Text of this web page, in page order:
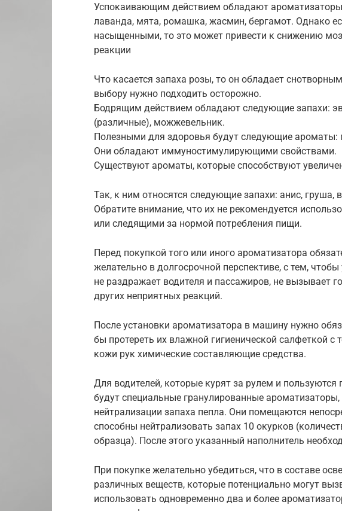
Успокаивающим действием обладают
лаванда, мята, ромашка, жасмин, бергамот. Однако
насыщенными, то это может привести к снижению
реакции
Что касается запаха розы, то он обладает
выбору нужно подходить осторожно.
Бодрящим действием обладают следующие запахи:
(различные), можжевельник.
Полезными для здоровья будут следующие ароматы:
Они обладают иммуностимулирующими свойствами.
Существуют ароматы, которые способствуют
Так, к ним относятся следующие запахи: анис, груша,
Обратите внимание, что их не рекомендуется
или следящими за нормой потребления пищи.
Перед покупкой того или иного ароматизатора
желательно в долгосрочной перспективе, с тем,
не раздражает водителя и пассажиров, не вызывает
других неприятных реакций.
После установки ароматизатора в машину нужно
бы протереть их влажной гигиенической салфеткой с
кожи рук химические составляющие средства.
Для водителей, которые курят за рулем и
будут специальные гранулированные
нейтрализации запаха пепла. Они помещаются
способны нейтрализовать запах 10 окурков
образца). После этого указанный наполнитель
При покупке желательно убедиться, что в составе
различных веществ, которые потенциально могут
использовать одновременно два и более